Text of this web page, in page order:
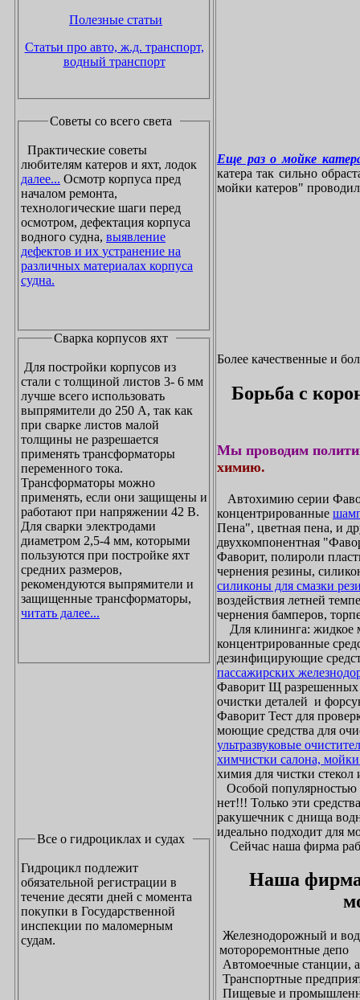
Полезные статьи
Статьи про авто, ж.д. транспорт,
водный транспорт
Советы со всего света
Практические советы
любителям катеров и яхт, лодок
далее... Осмотр корпуса пред
началом ремонта,
технологические шаги перед
осмотром, дефектация корпуса
водного судна, выявление
дефектов и их устранение на
различных материалах корпуса
судна.
Сварка корпусов яхт
Для постройки корпусов из
стали с толщиной листов 3- 6 мм
лучше всего использовать
выпрямители до 250 А, так как
при сварке листов малой
толщины не разрешается
применять трансформаторы
переменного тока.
Трансформаторы можно
применять, если они защищены и
работают при напряжении 42 В.
Для сварки электродами
диаметром 2,5-4 мм, которыми
пользуются при постройке яхт
средних размеров,
рекомендуются выпрямители и
защищенные трансформаторы,
читать далее...
Все о гидроциклах и судах
Гидроцикл подлежит
обязательной регистрации в
течение десяти дней с момента
покупки в Государственной
инспекции по маломерным
судам.
Еще раз о мойке
катера так сильно
мойки катеров"
Более качественные и
Борьба с
Мы проводим
химию.
Автохимию серии
концентрированные
Пена", цветная пена, и
двухкомпонентная
Фаворит, полироли
чернения резины,
силиконы для смазки
воздействия летней
чернения бамперов,
Для клининга: жидкое
концентрированные
дезинфицирующие
пассажирских
Фаворит Щ
очистки деталей и
Фаворит Тест для
моющие средства для
ультразвуковые
химчистки салона,
химия для чистки стекол
Особой популярностью
нет!!! Только эти
ракушечник с днища
идеально подходит для
Сейчас наша фирма
Наша фирма
Железнодорожный и
мотороремонтные депо
Автомоечные станции,
Транспортные
Пищевые и